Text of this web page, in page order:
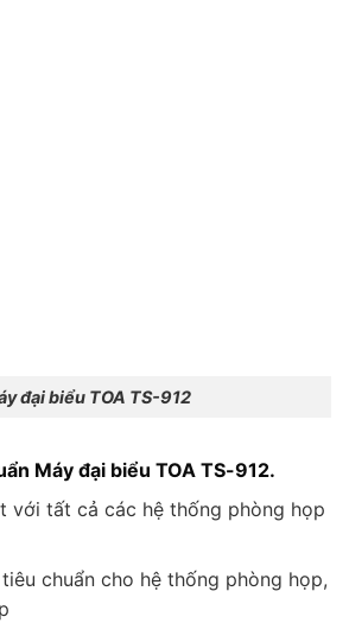
đại biểu TOA TS-912
Máy đại biểu TOA TS-912.
với tất cả các hệ thống phòng họp
chuẩn cho hệ thống phòng họp,